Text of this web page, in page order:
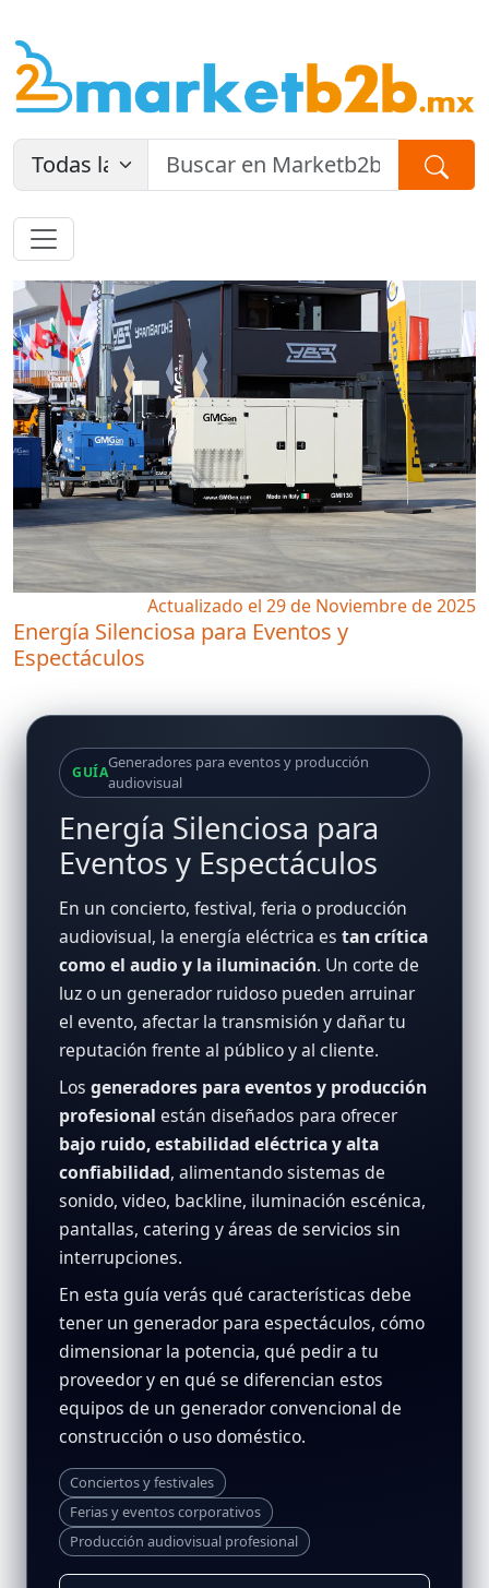
Actualizado el 29 de Noviembre de 2025
Energía Silenciosa para Eventos y
Espectáculos
GUÍA
Generadores para eventos y producción
audiovisual
Energía Silenciosa para
Eventos y Espectáculos
En un concierto, festival, feria o producción
audiovisual, la energía eléctrica es tan crítica
como el audio y la iluminación. Un corte de
luz o un generador ruidoso pueden arruinar
el evento, afectar la transmisión y dañar tu
reputación frente al público y al cliente.
Los generadores para eventos y producción
profesional están diseñados para ofrecer
bajo ruido, estabilidad eléctrica y alta
confiabilidad, alimentando sistemas de
sonido, video, backline, iluminación escénica,
pantallas, catering y áreas de servicios sin
interrupciones.
En esta guía verás qué características debe
tener un generador para espectáculos, cómo
dimensionar la potencia, qué pedir a tu
proveedor y en qué se diferencian estos
equipos de un generador convencional de
construcción o uso doméstico.
Conciertos y festivales
Ferias y eventos corporativos
Producción audiovisual profesional